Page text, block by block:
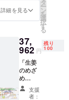
リー
キ種
岸地域
原産で
紀元前
3,000年
から栽
培さ
れ、ピ
究院
准教
させて
もらい
ます。
５％OF
F！
ます。
況をお
教え願
い、何
を食べ
たら良
いの
か、何
を食べ
ンチ
ガー
リック
め
Premiu
m」サ
ンプル×
１袋
サービ
ス
＋
詳細を見る
タ
ー
ン
を
選
択
す
る
37,
962 円
残り
100
「生姜
のめざ
め
Premiu
m」×１
支援
者：